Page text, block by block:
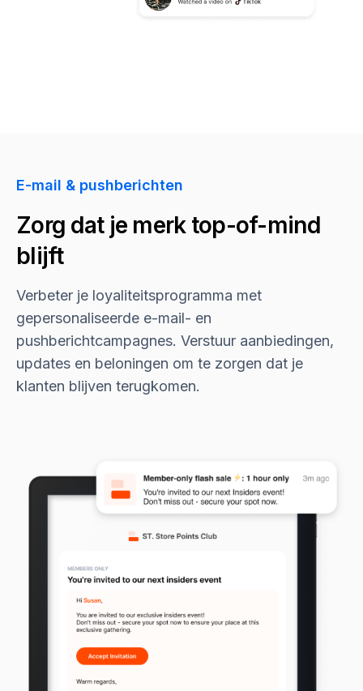
E-mail & pushberichten
Zorg dat je merk top-of-mind
blijft
Verbeter je loyaliteitsprogramma met
gepersonaliseerde e-mail- en
pushberichtcampagnes. Verstuur aanbiedingen,
updates en beloningen om te zorgen dat je
klanten blijven terugkomen.